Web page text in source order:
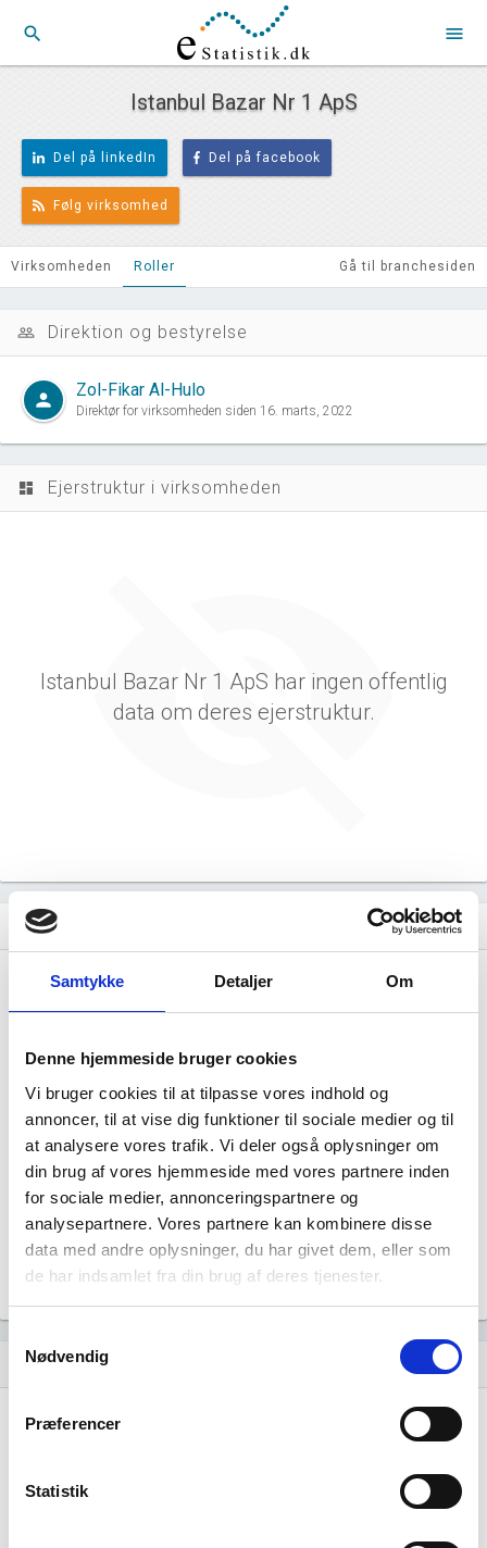
Samtykke Detaljer Om
Denne hjemmeside bruger cookies
Vi bruger cookies til at tilpasse vores indhold og
annoncer, til at vise dig funktioner til sociale medier og til
at analysere vores trafik. Vi deler også oplysninger om
din brug af vores hjemmeside med vores partnere inden
for sociale medier, annonceringspartnere og
analysepartnere. Vores partnere kan kombinere disse
data med andre oplysninger, du har givet dem, eller som
de har indsamlet fra din brug af deres tjenester.
Nødvendig
Præferencer
Statistik
search menu
Istanbul Bazar Nr 1 ApS
Del på linkedIn Del på facebook
Følg virksomhed
Virksomheden Roller Gå til branchesiden
people_outline Direktion og bestyrelse
person Zol-Fikar Al-Hulo
Direktør for virksomheden siden 16. marts, 2022
dashboard Ejerstruktur i virksomheden
Istanbul Bazar Nr 1 ApS har ingen offentlig
data om deres ejerstruktur.
dashboard Virksomhedens datterselskaber
Istanbul Bazar Nr 1 ApS har ingen
datterselskaber.
hourglass_empty Historisk udvikling af rollerne
hourglass_full 16. marts, 2022
virksomheden.